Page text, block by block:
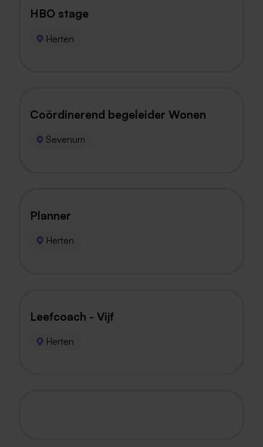
HBO stage
Herten
Coördinerend begeleider Wonen
Sevenum
Planner
Herten
Leefcoach - Vijf
Herten